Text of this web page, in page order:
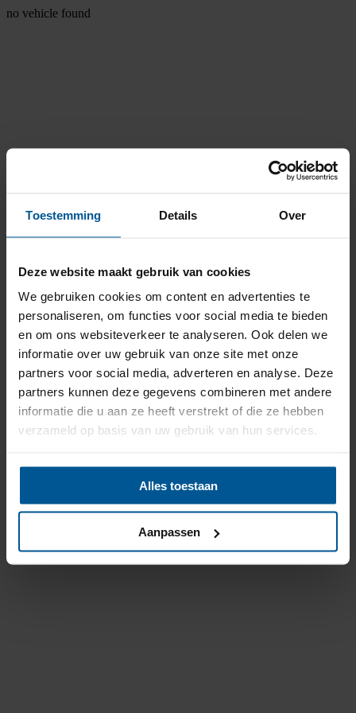
Toestemming Details Over
Deze website maakt gebruik van cookies
We gebruiken cookies om content en advertenties te
personaliseren, om functies voor social media te bieden
en om ons websiteverkeer te analyseren. Ook delen we
informatie over uw gebruik van onze site met onze
partners voor social media, adverteren en analyse. Deze
partners kunnen deze gegevens combineren met andere
informatie die u aan ze heeft verstrekt of die ze hebben
verzameld op basis van uw gebruik van hun services.
Alles toestaan
Aanpassen
no vehicle found